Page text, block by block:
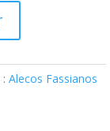
Alecos Fassianos